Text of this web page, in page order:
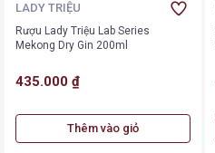
LADY TRIỆU
Rượu Lady Triệu Lab Series
Mekong Dry Gin 200ml
435.000 ₫
Thêm vào giỏ